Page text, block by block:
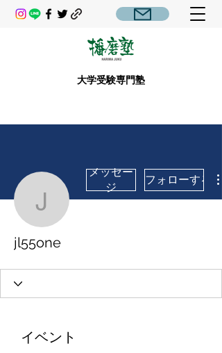
大学受験専門塾
jl55one
メッセー
ジ
フォローする
jl55one
イベント